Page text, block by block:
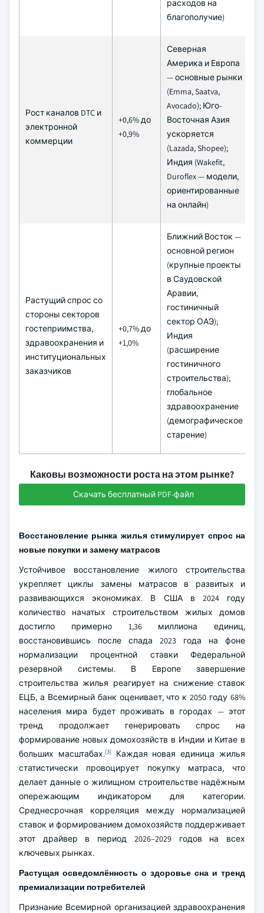
расходов на
благополучие)
Рост каналов DTC и
электронной
коммерции
+0,6% до
+0,9%
Северная
Америка и Европа
— основные рынки
(Emma, Saatva,
Avocado); Юго-
Восточная Азия
ускоряется
(Lazada, Shopee);
Индия (Wakefit,
Duroflex — модели,
ориентированные
на онлайн)
Растущий спрос со
стороны секторов
гостеприимства,
здравоохранения и
институциональных
заказчиков
+0,7% до
+1,0%
Ближний Восток —
основной регион
(крупные проекты
в Саудовской
Аравии,
гостиничный
сектор ОАЭ);
Индия
(расширение
гостиничного
строительства);
глобальное
здравоохранение
(демографическое
старение)
Каковы возможности роста на этом рынке?
Скачать бесплатный PDF-файл
Восстановление рынка жилья стимулирует спрос на
новые покупки и замену матрасов
Устойчивое восстановление жилого строительства
укрепляет циклы замены матрасов в развитых и
развивающихся экономиках. В США в 2024 году
количество начатых строительством жилых домов
достигло примерно 1,36 миллиона единиц,
восстановившись после спада 2023 года на фоне
нормализации процентной ставки Федеральной
резервной системы. В Европе завершение
строительства жилья реагирует на снижение ставок
ЕЦБ, а Всемирный банк оценивает, что к 2050 году 68%
населения мира будет проживать в городах — этот
тренд продолжает генерировать спрос на
формирование новых домохозяйств в Индии и Китае в
больших масштабах.[3]Каждая новая единица жилья
статистически провоцирует покупку матраса, что
делает данные о жилищном строительстве надёжным
опережающим индикатором для категории.
Среднесрочная корреляция между нормализацией
ставок и формированием домохозяйств поддерживает
этот драйвер в период 2026–2029 годов на всех
ключевых рынках.
Растущая осведомлённость о здоровье сна и тренд
премиализации потребителей
Признание Всемирной организацией здравоохранения